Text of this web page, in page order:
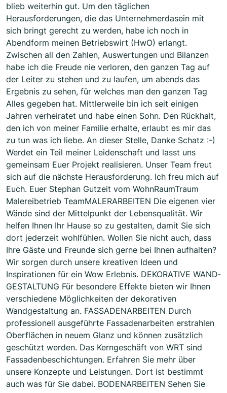
blieb weiterhin gut. Um den täglichen
Herausforderungen, die das Unternehmerdasein mit
sich bringt gerecht zu werden, habe ich noch in
Abendform meinen Betriebswirt (HwO) erlangt.
Zwischen all den Zahlen, Auswertungen und Bilanzen
habe ich die Freude nie verloren, den ganzen Tag auf
der Leiter zu stehen und zu laufen, um abends das
Ergebnis zu sehen, für welches man den ganzen Tag
Alles gegeben hat. Mittlerweile bin ich seit einigen
Jahren verheiratet und habe einen Sohn. Den Rückhalt,
den ich von meiner Familie erhalte, erlaubt es mir das
zu tun was ich liebe. An dieser Stelle, Danke Schatz :-)
Werdet ein Teil meiner Leidenschaft und lasst uns
gemeinsam Euer Projekt realisieren. Unser Team freut
sich auf die nächste Herausforderung. Ich freu mich auf
Euch. Euer Stephan Gutzeit vom WohnRaumTraum
Malereibetrieb TeamMALER­ARBEITEN Die eigenen vier
Wände sind der Mittelpunkt der Lebensqualität. Wir
helfen Ihnen Ihr Hause so zu gestalten, damit Sie sich
dort jederzeit wohlfühlen. Wollen Sie nicht auch, dass
Ihre Gäste und Freunde sich gerne bei Ihnen aufhalten?
Wir sorgen durch unsere kreativen Ideen und
Inspirationen für ein Wow Erlebnis. DEKORATIVE WAND­
GESTALTUNG Für besondere Effekte bieten wir Ihnen
verschiedene Möglichkeiten der dekorativen
Wandgestaltung an. FASSADEN­ARBEITEN Durch
professionell ausgeführte Fassaden­arbeiten erstrahlen
Ober­flächen in neuem Glanz und können zusätzlich
geschützt werden. Das Kerngeschäft von WRT sind
Fassadenbeschichtungen. Erfahren Sie mehr über
unsere Konzepte und Leistungen. Dort ist bestimmt
auch was für Sie dabei. BODEN­ARBEITEN Sehen Sie